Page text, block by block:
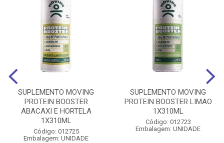
SUPLEMENTO MOVING
PROTEIN BOOSTER
ABACAXI E HORTELA
1X310ML
Código: 012725
Embalagem: UNIDADE
SUPLEMENTO MOVING
PROTEIN BOOSTER LIMAO
1X310ML
Código: 012723
Embalagem: UNIDADE